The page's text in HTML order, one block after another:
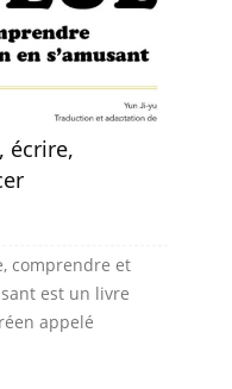
écrire,
comprendre et
est un livre
appelé